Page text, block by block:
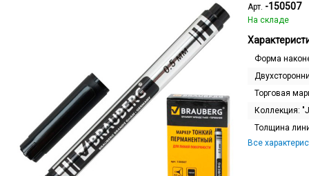
Арт. -150507
На складе
Форма
Торговая
Коллекция:
Толщина
Все